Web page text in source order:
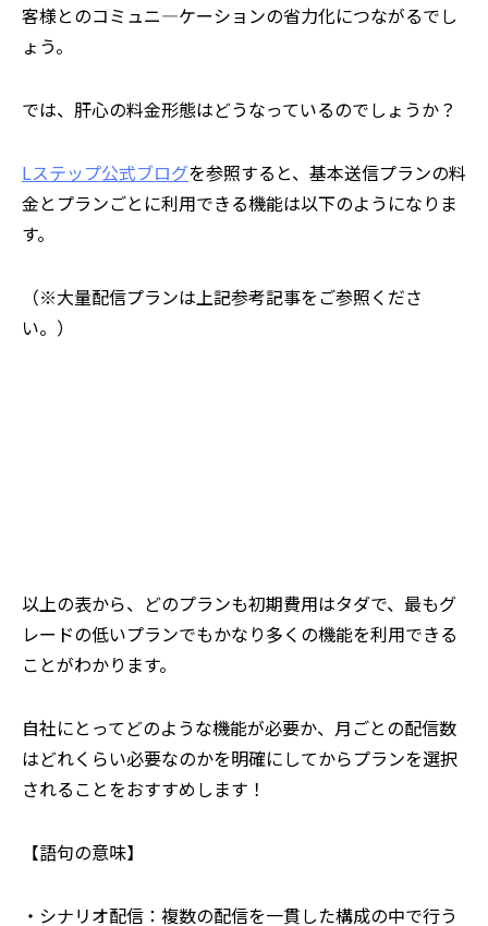
客様とのコミュニ―ケーションの省力化につながるでし
ょう。
では、肝心の料金形態はどうなっているのでしょうか？
Lステップ公式ブログを参照すると、基本送信プランの料
金とプランごとに利用できる機能は以下のようになりま
す。
（※大量配信プランは上記参考記事をご参照くださ
い。）
以上の表から、どのプランも初期費用はタダで、最もグ
レードの低いプランでもかなり多くの機能を利用できる
ことがわかります。
自社にとってどのような機能が必要か、月ごとの配信数
はどれくらい必要なのかを明確にしてからプランを選択
されることをおすすめします！
【語句の意味】
・シナリオ配信：複数の配信を一貫した構成の中で行う